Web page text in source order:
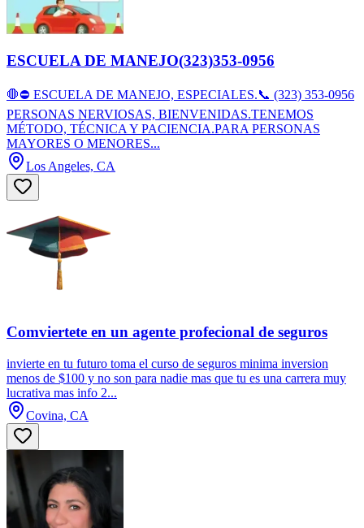
ESCUELA DE MANEJO(323)353-0956
🛑⛔ ESCUELA DE MANEJO, ESPECIALES.📞 (323) 353-0956
PERSONAS NERVIOSAS, BIENVENIDAS.TENEMOS
MÉTODO, TÉCNICA Y PACIENCIA.PARA PERSONAS
MAYORES O MENORES...
Los Angeles, CA
Comviertete en un agente profecional de seguros
invierte en tu futuro toma el curso de seguros minima inversion
menos de $100 y no son para nadie mas que tu es una carrera muy
lucrativa mas info 2...
Covina, CA